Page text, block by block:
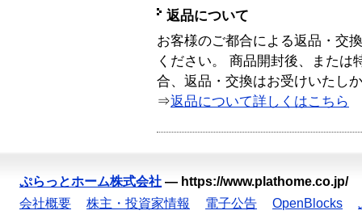
返品について
お客様のご都合による返品・交
ください。 商品開封後、または
合、返品・交換はお受けいたし
⇒返品について詳しくはこちら
ぷらっとホーム株式会社 — https://www.plathome.co.jp/
会社概要
株主・投資家情報 電子公告 OpenBlocks